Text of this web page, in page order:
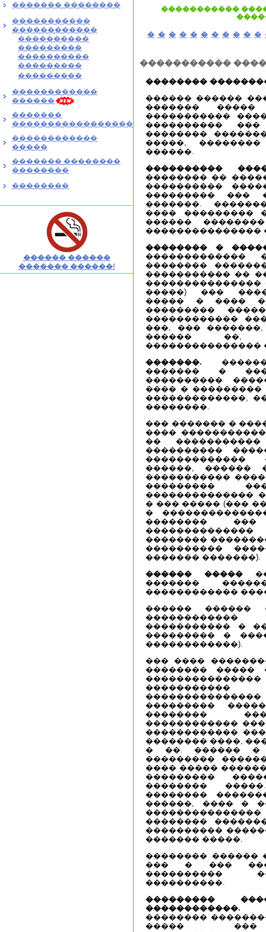
������� ��������
�����������
������������
����������
���������
����������
���������
���������
������������
������
�������
�����������������
������������
�����
������� ��������
��������
��������
������ ������
������� ������!
�����������
� � � � � � � � � � �
�����������
��������
������ ������
�������
�����������
����������
��������
�����,
������.
����������
�������� ��
����������
��������� ���
�������.
���� ���������
������
���������������
�������� �
��������
����������� ��
���������������
�����) ���
����� � ����
���������
������������
���, ���
������ ��,
���������������
�������.
������� �
����������
���� � ���������
�������������,
��������.
��� ������� �
����
��
����������
�������������
������, ������
�����������
���������
��������������
� ��� ����� (���
�
��������
��������
����������
������� �������).
������ �����
�������
������������
������ ������
����������� �
��������� �
������������).
��� ����
�������� �����
���������
��������
������������
������������
�������� ����,
� ��. ������ �
���������
���� �����
���������
��������
��������
������, ���� �
��������
����������
������� �����.
�������� ������
��� � ���
����������
����������.
���������
������������.
��������
����� ���